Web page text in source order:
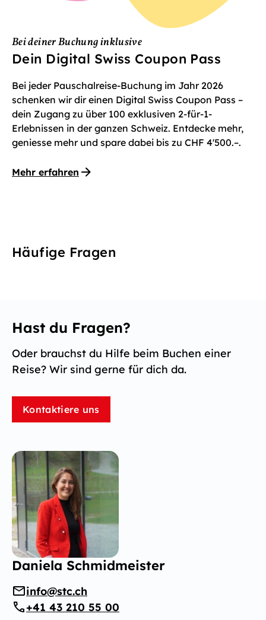
Bei deiner Buchung inklusive
Dein Digital Swiss Coupon Pass
Bei jeder Pauschalreise-Buchung im Jahr 2026
schenken wir dir einen Digital Swiss Coupon Pass –
dein Zugang zu über 100 exklusiven 2-für-1-
Erlebnissen in der ganzen Schweiz. Entdecke mehr,
geniesse mehr und spare dabei bis zu CHF 4'500.–.
Mehr erfahren
Häufige Fragen
Hast du Fragen?
Oder brauchst du Hilfe beim Buchen einer
Reise? Wir sind gerne für dich da.
Kontaktiere uns
Daniela Schmidmeister
info@stc.ch
+41 43 210 55 00